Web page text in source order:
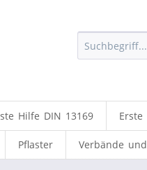
Hilfe DIN 13169
Pflaster Verbände